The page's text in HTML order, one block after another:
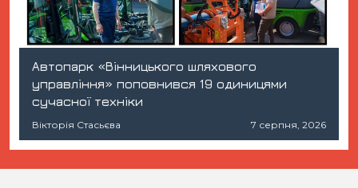
Автопарк «Вінницького шляхового
управління» поповнився 19 одиницями
сучасної техніки
Вікторія Стасьєва 7 серпня, 2026